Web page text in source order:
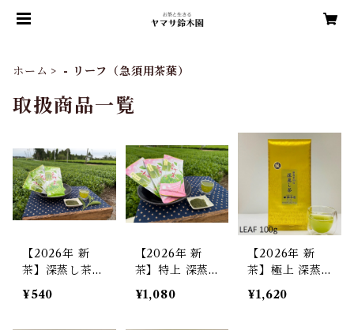
ホーム - リーフ（急須用茶葉）
取扱商品一覧
【2026年 新
茶】深蒸し茶
緑茶 リーフ100
g
¥540
【2026年 新
茶】特上 深蒸
し茶 緑茶 リー
フ100g
¥1,080
【2026年 新
茶】極上 深蒸
し茶 緑茶 リー
フ 100g
¥1,620